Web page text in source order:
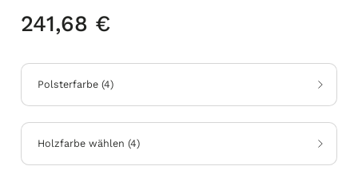
241,68 €
Polsterfarbe (4)
Holzfarbe wählen (4)